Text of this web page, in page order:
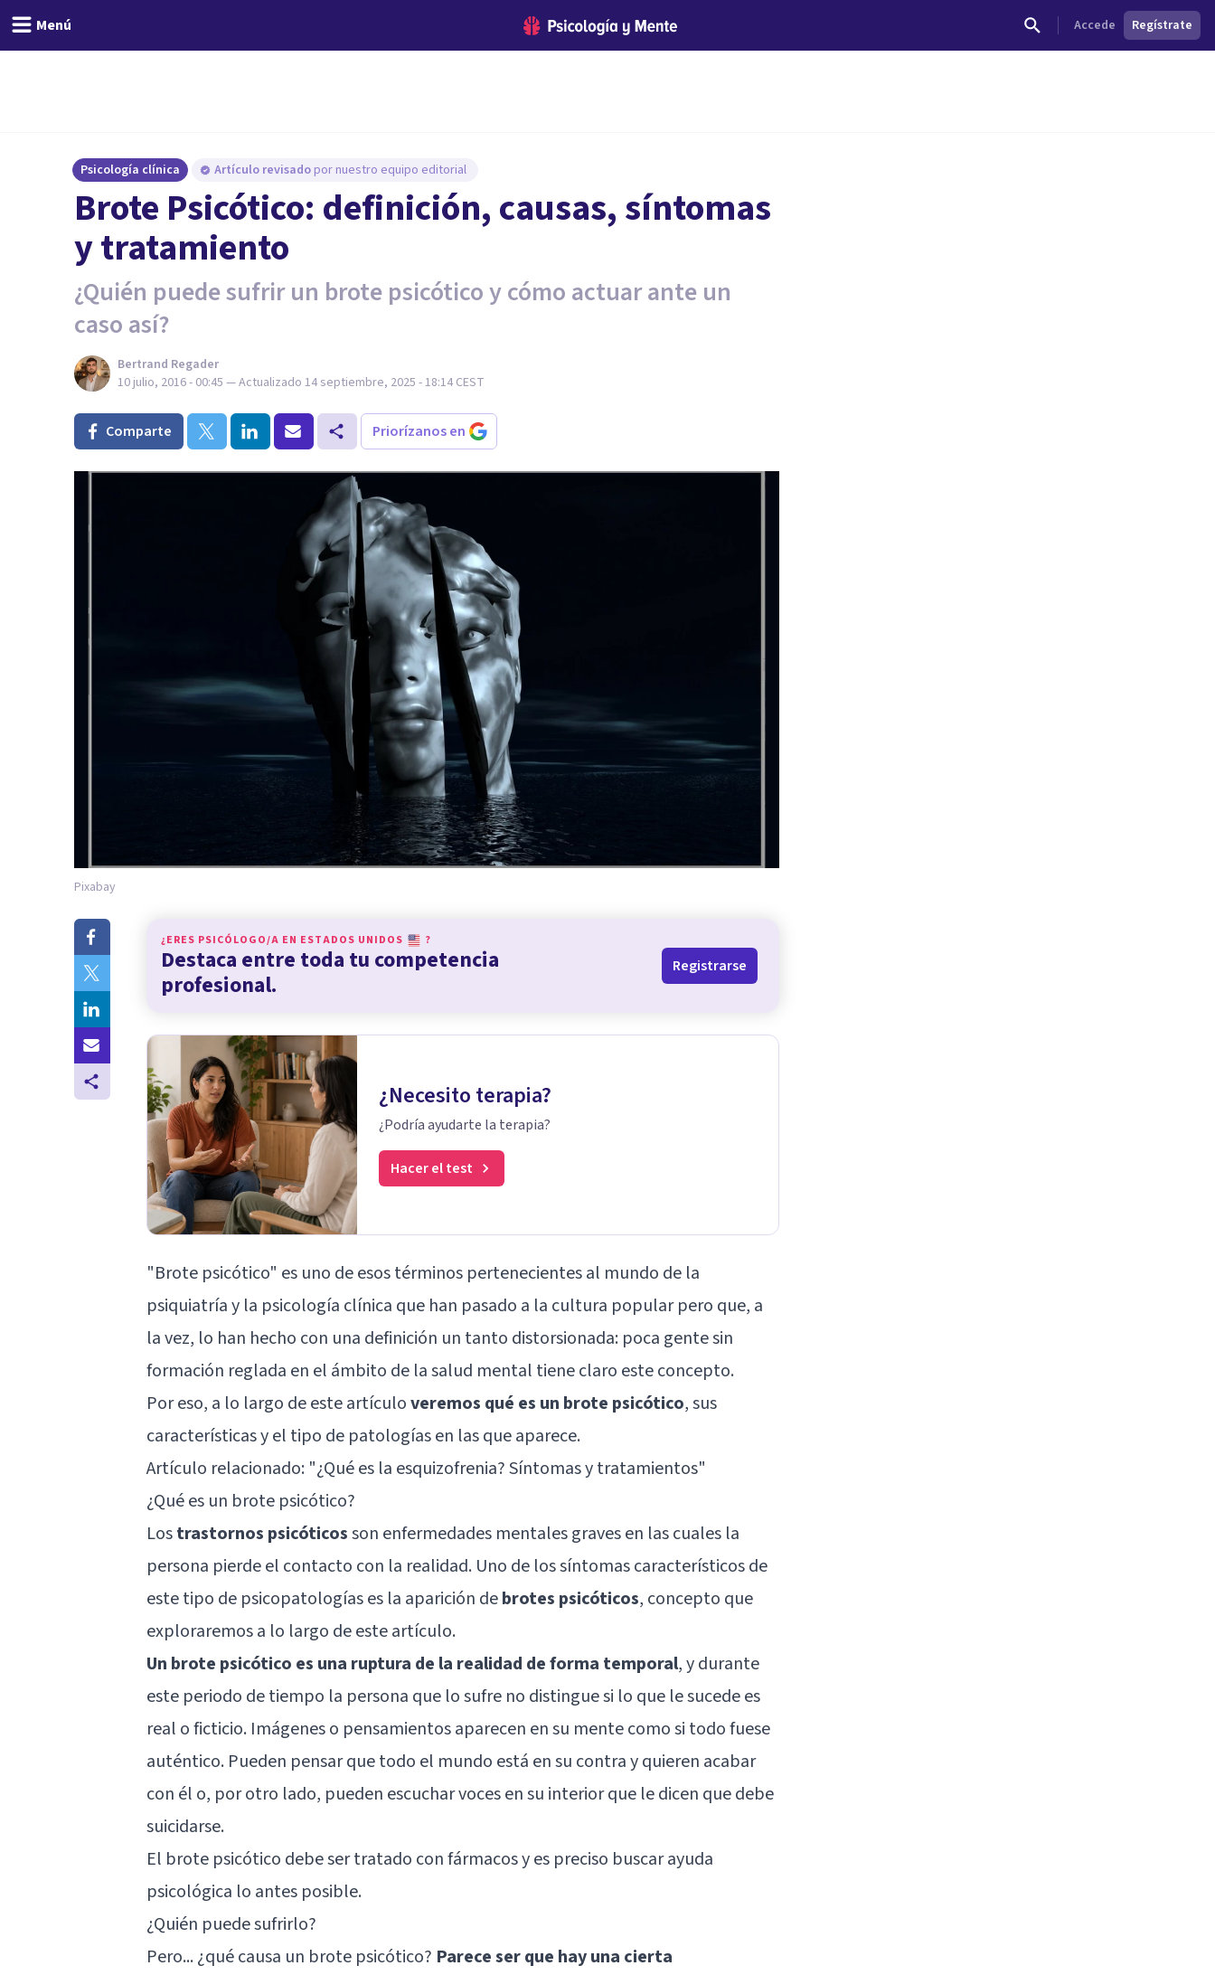
Menú Accede Regístrate
Psicología clínica Artículo revisado por nuestro equipo editorial
Brote Psicótico: definición, causas, síntomas
y tratamiento
¿Quién puede sufrir un brote psicótico y cómo actuar ante un
caso así?
Bertrand Regader
10 julio, 2016 - 00:45 — Actualizado 14 septiembre, 2025 - 18:14 CEST
Comparte Priorízanos en
Pixabay
¿ERES PSICÓLOGO/A EN ESTADOS UNIDOS ?
Destaca entre toda tu competencia
profesional.
Registrarse
¿Necesito terapia?
¿Podría ayudarte la terapia?
Hacer el test
"Brote psicótico" es uno de esos términos pertenecientes al mundo de la
psiquiatría y la psicología clínica que han pasado a la cultura popular pero que, a
la vez, lo han hecho con una definición un tanto distorsionada: poca gente sin
formación reglada en el ámbito de la salud mental tiene claro este concepto.
Por eso, a lo largo de este artículoveremos qué es un brote psicótico, sus
características y el tipo de patologías en las que aparece.
Artículo relacionado: "¿Qué es la esquizofrenia? Síntomas y tratamientos"
¿Qué es un brote psicótico?
Lostrastornos psicóticosson enfermedades mentales graves en las cuales la
persona pierde el contacto con la realidad. Uno de los síntomas característicos de
este tipo de psicopatologíases la aparición debrotes psicóticos, concepto que
exploraremos a lo largo de este artículo.
Un brote psicótico es una ruptura de la realidad de forma temporal, y durante
este periodo de tiempo la persona que lo sufre no distingue si lo que le sucede es
real o ficticio. Imágenes o pensamientos aparecen en su mente como si todo fuese
auténtico. Pueden pensar que todo el mundo está en su contra y quieren acabar
con él o, por otro lado, pueden escuchar voces en su interior que le dicen quedebe
suicidarse.
El brote psicótico debe ser tratado con fármacos y es preciso buscar ayuda
psicológica lo antes posible.
¿Quién puede sufrirlo?
Pero... ¿qué causa un brote psicótico? Parece ser que hay una cierta